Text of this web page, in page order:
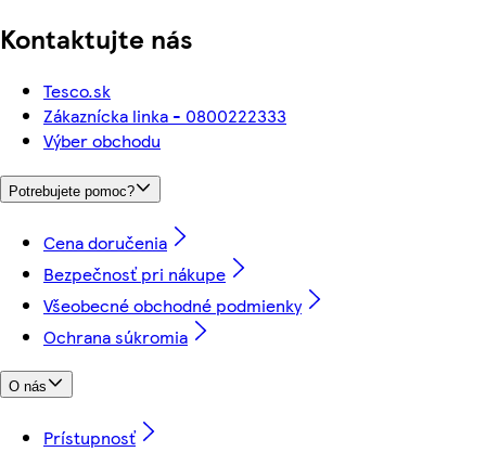
Kontaktujte nás
Tesco.sk
Zákaznícka linka - 0800222333
Výber obchodu
Potrebujete pomoc?
Cena doručenia
Bezpečnosť pri nákupe
Všeobecné obchodné podmienky
Ochrana súkromia
O nás
Prístupnosť